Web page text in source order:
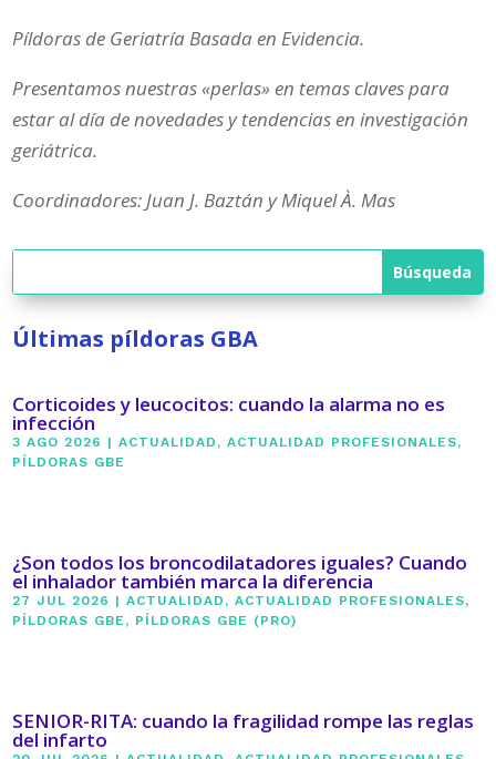
Píldoras de Geriatría Basada en Evidencia.
Presentamos nuestras «perlas» en temas claves para
estar al día de novedades y tendencias en investigación
geriátrica.
Coordinadores: Juan J. Baztán y Miquel À. Mas
Últimas píldoras GBA
Corticoides y leucocitos: cuando la alarma no es
infección
3 AGO 2026 |ACTUALIDAD ,ACTUALIDAD PROFESIONALES,
PÍLDORAS GBE
¿Son todos los broncodilatadores iguales? Cuando
el inhalador también marca la diferencia
27 JUL 2026 |ACTUALIDAD ,ACTUALIDAD PROFESIONALES,
PÍLDORAS GBE , PÍLDORAS GBE (PRO)
SENIOR-RITA: cuando la fragilidad rompe las reglas
del infarto